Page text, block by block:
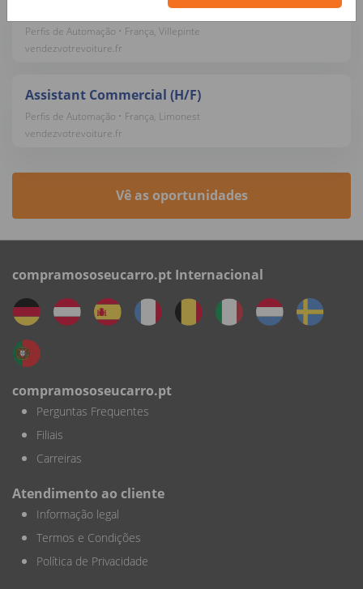
Assistant Commercial Automobile (H/F)
Perfis de Automação • França, Villepinte
vendezvotrevoiture.fr
Assistant Commercial (H/F)
Perfis de Automação • França, Limonest
vendezvotrevoiture.fr
Vê as oportunidades
compramososeucarro.pt Internacional
compramososeucarro.pt
Perguntas Frequentes
Filiais
Carreiras
Atendimento ao cliente
Informação legal
Termos e Condições
Política de Privacidade